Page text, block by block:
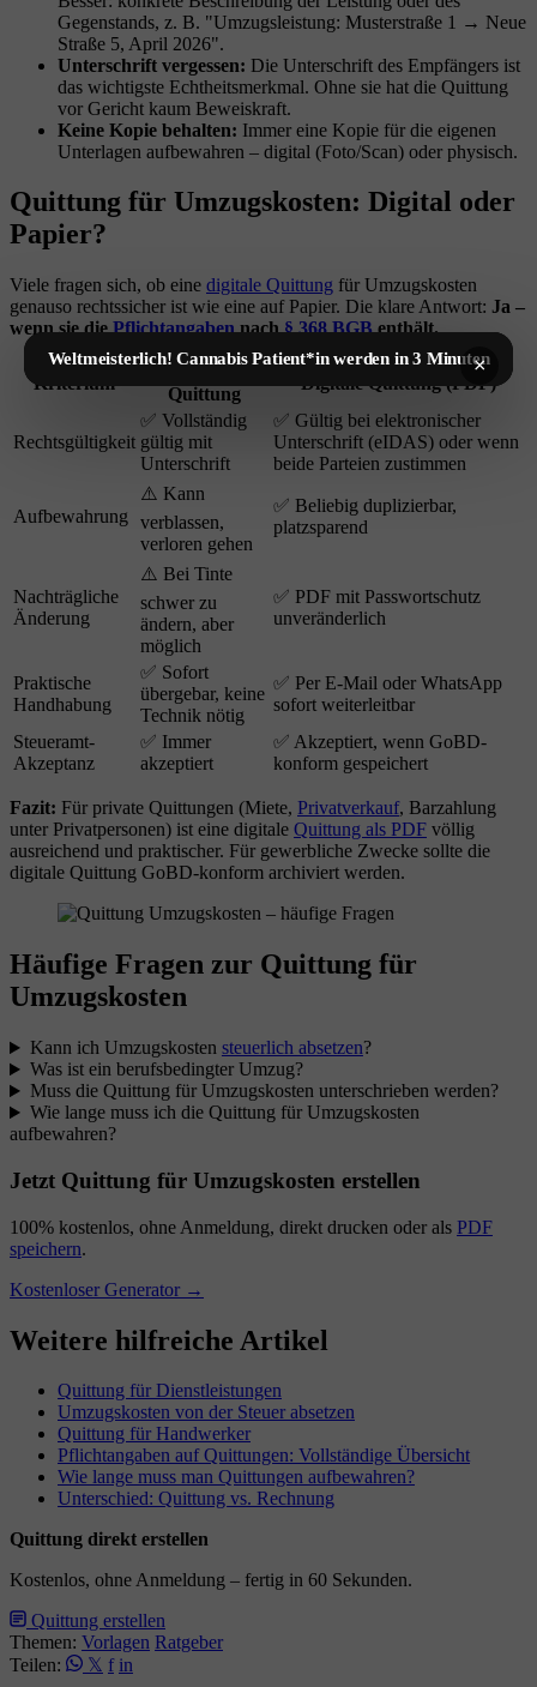
Gegenstands, z. B. "Umzugsleistung: Musterstraße 1 → Neue
Straße 5, April 2026".
Unterschrift vergessen: Die Unterschrift des Empfängers ist
das wichtigste Echtheitsmerkmal. Ohne sie hat die Quittung
vor Gericht kaum Beweiskraft.
Keine Kopie behalten: Immer eine Kopie für die eigenen
Unterlagen aufbewahren – digital (Foto/Scan) oder physisch.
Quittung für Umzugskosten: Digital oder
Papier?
Viele fragen sich, ob eine digitale Quittung für Umzugskosten
genauso rechtssicher ist wie eine auf Papier. Die klare Antwort: Ja –
wenn sie diePflichtangabennach§ 368 BGBenthält.
Kriterium
Quittung
Digitale Quittung (PDF)
Rechtsgültigkeit
✅ Vollständig
gültig mit
Unterschrift
✅ Gültig bei elektronischer
Unterschrift (eIDAS) oder wenn
beide Parteien zustimmen
Aufbewahrung
⚠️ Kann
verblassen,
verloren gehen
✅ Beliebig duplizierbar,
platzsparend
Nachträgliche
Änderung
⚠️ Bei Tinte
schwer zu
ändern, aber
möglich
✅ PDF mit Passwortschutz
unveränderlich
Praktische
Handhabung
✅ Sofort
übergebar, keine
Technik nötig
✅ Per E-Mail oder WhatsApp
sofort weiterleitbar
Steueramt-
Akzeptanz
✅ Immer
akzeptiert
✅ Akzeptiert, wenn GoBD-
konform gespeichert
Fazit: Für private Quittungen (Miete, Privatverkauf, Barzahlung
unter Privatpersonen) ist eine digitale Quittung als PDF völlig
ausreichend und praktischer. Für gewerbliche Zwecke sollte die
digitale Quittung GoBD-konform archiviert werden.
Häufige Fragen zur Quittung für
Umzugskosten
Kann ich Umzugskosten steuerlich absetzen?
Was ist ein berufsbedingter Umzug?
Muss die Quittung für Umzugskosten unterschrieben werden?
Wie lange muss ich die Quittung für Umzugskosten
aufbewahren?
Jetzt Quittung für Umzugskosten erstellen
100% kostenlos, ohne Anmeldung, direkt drucken oder als PDF
speichern.
Kostenloser Generator →
Weitere hilfreiche Artikel
Quittung für Dienstleistungen
Umzugskosten von der Steuer absetzen
Quittung für Handwerker
Pflichtangaben auf Quittungen: Vollständige Übersicht
Wie lange muss man Quittungen aufbewahren?
Unterschied: Quittung vs. Rechnung
Quittung direkt erstellen
Kostenlos, ohne Anmeldung – fertig in 60 Sekunden.
Quittung erstellen
Themen: Vorlagen Ratgeber
Teilen:
𝕏 f in
Weltmeisterlich! Cannabis Patient*in werden in 3 Minuten
×